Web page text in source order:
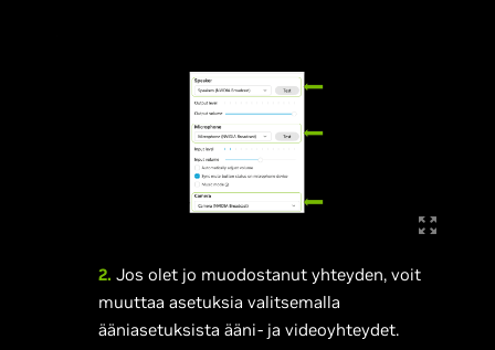
2.Jos olet jo muodostanut yhteyden, voit
muuttaa asetuksia valitsemalla
ääniasetuksista ääni- ja videoyhteydet.